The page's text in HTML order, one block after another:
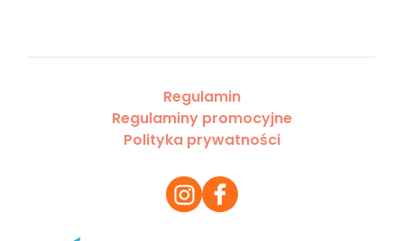
Regulamin
Regulaminy promocyjne
Polityka prywatności